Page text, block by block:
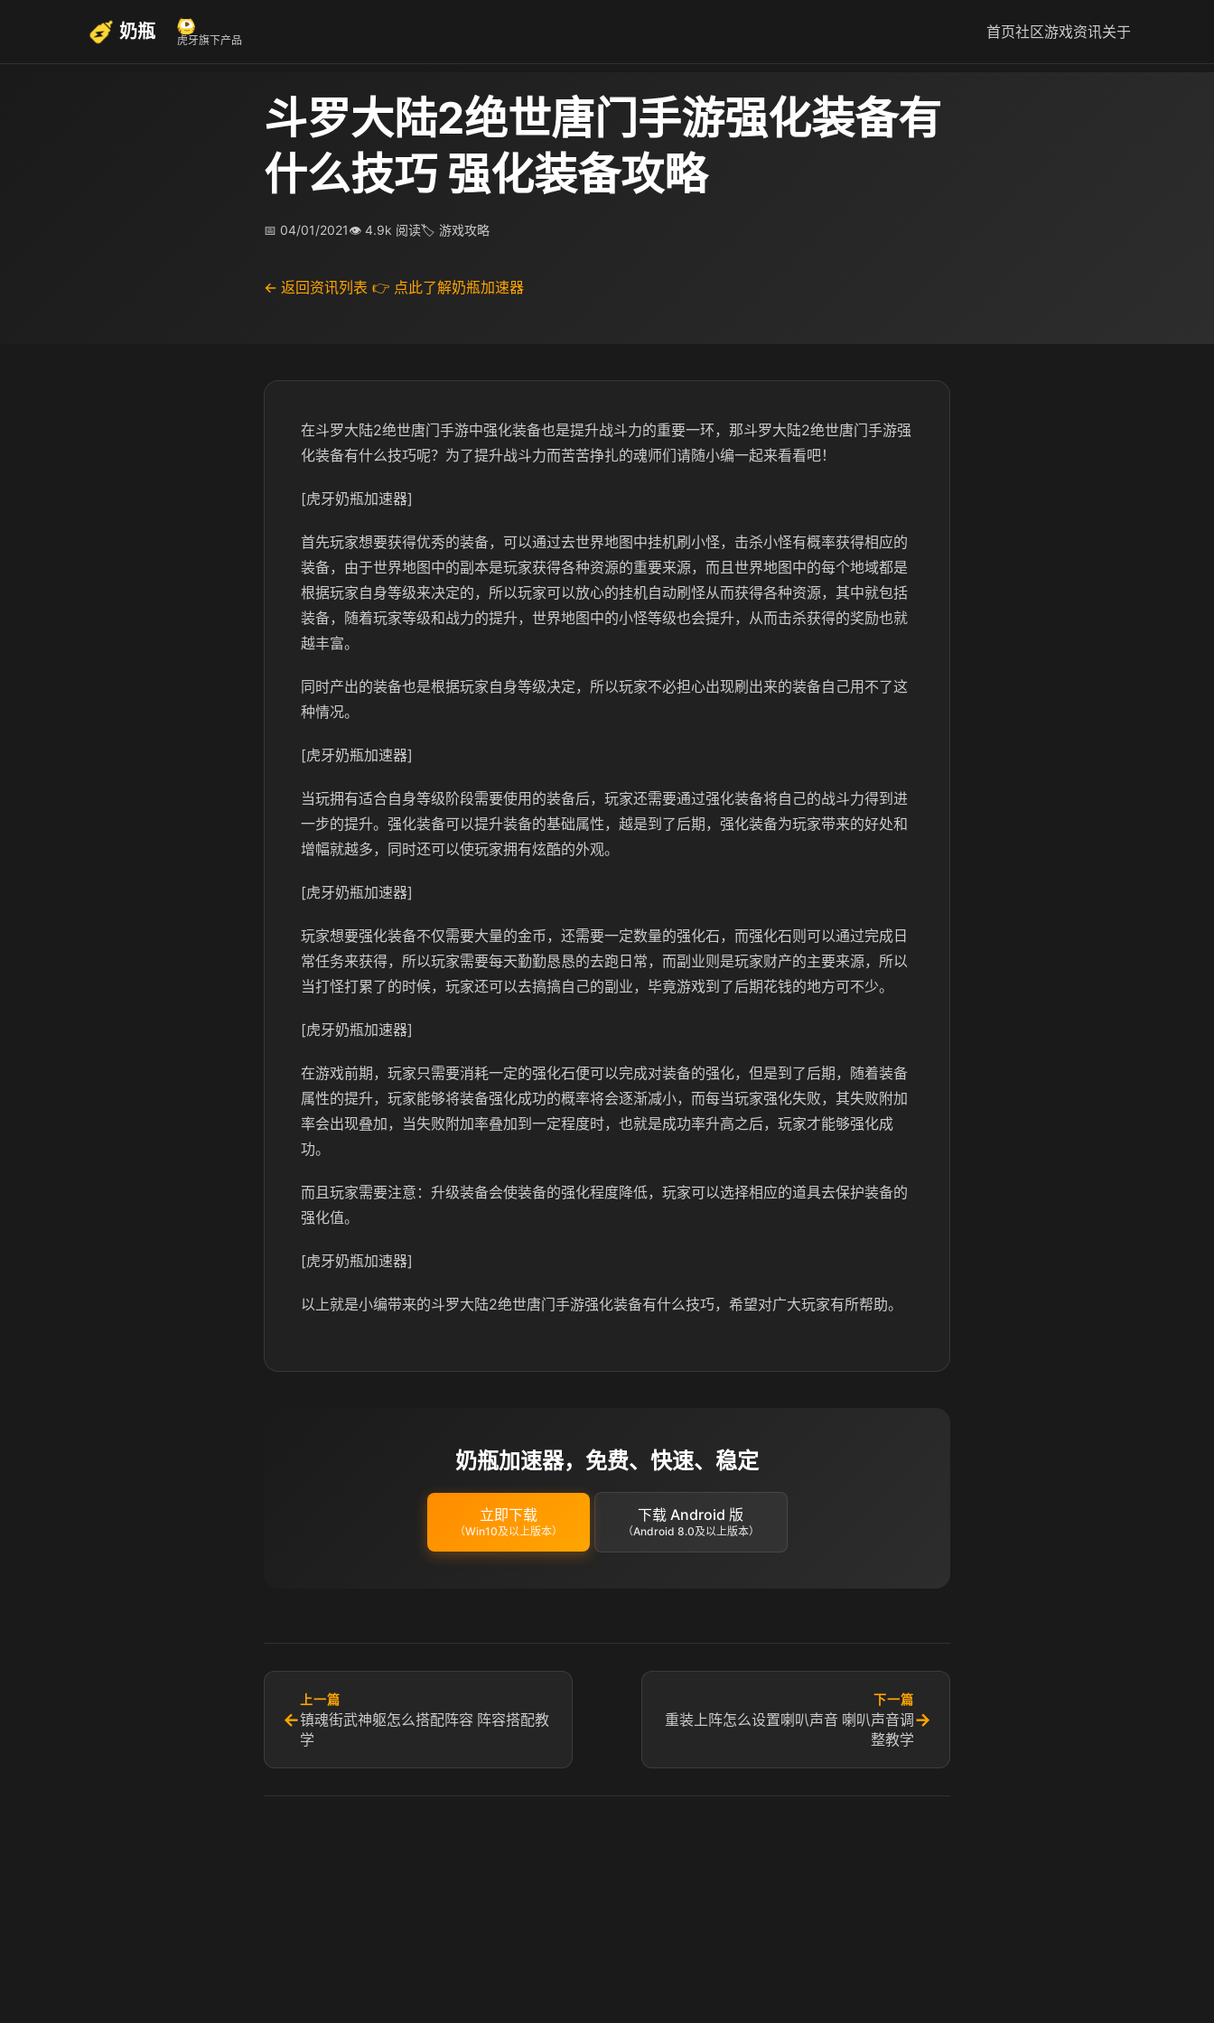
奶瓶 虎牙旗下产品 首页社区游戏资讯关于
斗罗大陆2绝世唐门手游强化装备有
什么技巧 强化装备攻略
📅 04/01/2021👁 4.9k 阅读🏷 游戏攻略
← 返回资讯列表 👉 点此了解奶瓶加速器
在斗罗大陆2绝世唐门手游中强化装备也是提升战斗力的重要一环，那斗罗大陆2绝世唐门手游强
化装备有什么技巧呢？为了提升战斗力而苦苦挣扎的魂师们请随小编一起来看看吧！
[虎牙奶瓶加速器]
首先玩家想要获得优秀的装备，可以通过去世界地图中挂机刷小怪，击杀小怪有概率获得相应的
装备，由于世界地图中的副本是玩家获得各种资源的重要来源，而且世界地图中的每个地域都是
根据玩家自身等级来决定的，所以玩家可以放心的挂机自动刷怪从而获得各种资源，其中就包括
装备，随着玩家等级和战力的提升，世界地图中的小怪等级也会提升，从而击杀获得的奖励也就
越丰富。
同时产出的装备也是根据玩家自身等级决定，所以玩家不必担心出现刷出来的装备自己用不了这
种情况。
[虎牙奶瓶加速器]
当玩拥有适合自身等级阶段需要使用的装备后，玩家还需要通过强化装备将自己的战斗力得到进
一步的提升。强化装备可以提升装备的基础属性，越是到了后期，强化装备为玩家带来的好处和
增幅就越多，同时还可以使玩家拥有炫酷的外观。
[虎牙奶瓶加速器]
玩家想要强化装备不仅需要大量的金币，还需要一定数量的强化石，而强化石则可以通过完成日
常任务来获得，所以玩家需要每天勤勤恳恳的去跑日常，而副业则是玩家财产的主要来源，所以
当打怪打累了的时候，玩家还可以去搞搞自己的副业，毕竟游戏到了后期花钱的地方可不少。
[虎牙奶瓶加速器]
在游戏前期，玩家只需要消耗一定的强化石便可以完成对装备的强化，但是到了后期，随着装备
属性的提升，玩家能够将装备强化成功的概率将会逐渐减小，而每当玩家强化失败，其失败附加
率会出现叠加，当失败附加率叠加到一定程度时，也就是成功率升高之后，玩家才能够强化成
功。
而且玩家需要注意：升级装备会使装备的强化程度降低，玩家可以选择相应的道具去保护装备的
强化值。
[虎牙奶瓶加速器]
以上就是小编带来的斗罗大陆2绝世唐门手游强化装备有什么技巧，希望对广大玩家有所帮助。
奶瓶加速器，免费、快速、稳定
立即下载
（Win10及以上版本）
下载 Android 版
（Android 8.0及以上版本）
←
上一篇
镇魂街武神躯怎么搭配阵容 阵容搭配教
学
下一篇
重装上阵怎么设置喇叭声音 喇叭声音调
整教学
→